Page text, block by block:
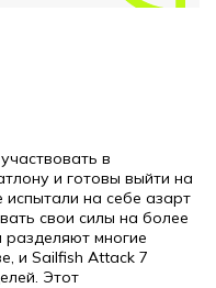
в
и готовы выйти на
на себе азарт
свои силы на более
разделяют многие
и Sailfish Attack 7
Этот